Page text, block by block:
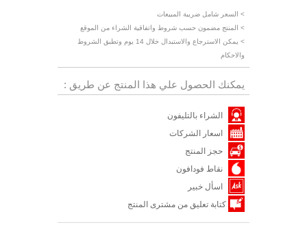
> السعر شامل ضريبة المبيعات
> المنتج مضمون حسب شروط واتفاقية الشراء من الموقع
> يمكن الاسترجاع والاستبدال خلال 14 يوم وتطبق الشروط
والاحكام
يمكنك الحصول علي هذا المنتج عن طريق :
الشراء بالتليفون
اسعار الشركات
حجز المنتج
نقاط فودافون
اسأل خبير
كتابة تعليق من مشترى المنتج